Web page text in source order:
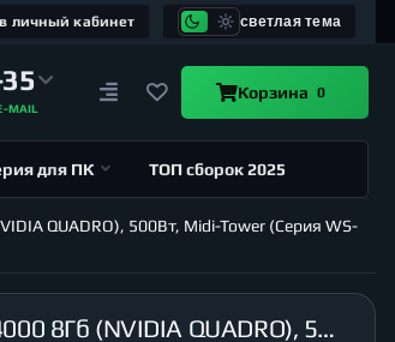
личный кабинет светлая тема
MAIL
Корзина 0
для ПК ТОП сборок 2025
QUADRO), 500Вт, Midi-Tower (Серия WS-
Рабочая станция GANSOR-961063 Intel i9-10900 2.8 ГГц, B460, 64Гб 2666 МГц, SSD 480Гб, HDD 2Тб, RTX 4000 8Гб (NVIDIA QUADRO), 500Вт, Midi-Tower (Серия WS-OPTIMAL)